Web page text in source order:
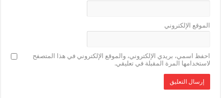
الموقع الإلكتروني
احفظ اسمي، بريدي الإلكتروني، والموقع الإلكتروني في هذا المتصفح
لاستخدامها المرة المقبلة في تعليقي.